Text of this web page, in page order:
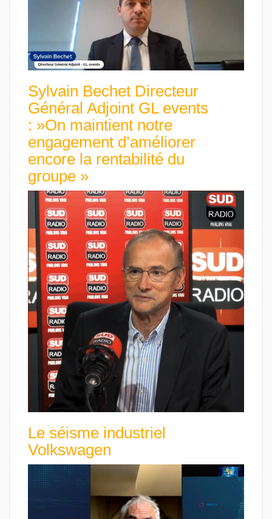
Sylvain Bechet Directeur
Général Adjoint GL events
: »On maintient notre
engagement d’améliorer
encore la rentabilité du
groupe »
Le séisme industriel
Volkswagen